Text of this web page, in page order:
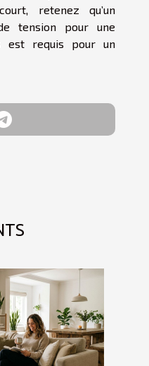
retenez qu’un
tension pour une
est requis pour un